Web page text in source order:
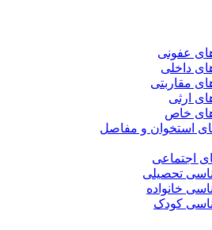
عفونی
داخلی
مقاربتی
ارثی
های خاص
استخوان و مفاصل
اجتماعی
تحصیلی
خانواده
کودک